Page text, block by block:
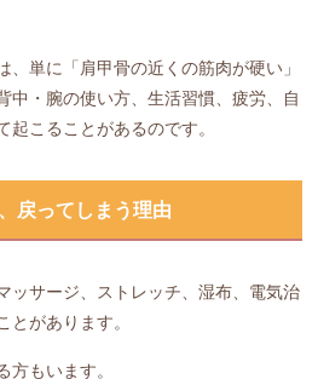
、単に「肩甲骨の近くの筋肉が硬い」
中・腕の使い方、生活習慣、疲労、自
こることがあるのです。
戻ってしまう理由
ッサージ、ストレッチ、湿布、電気治
とがあります。
方もいます。